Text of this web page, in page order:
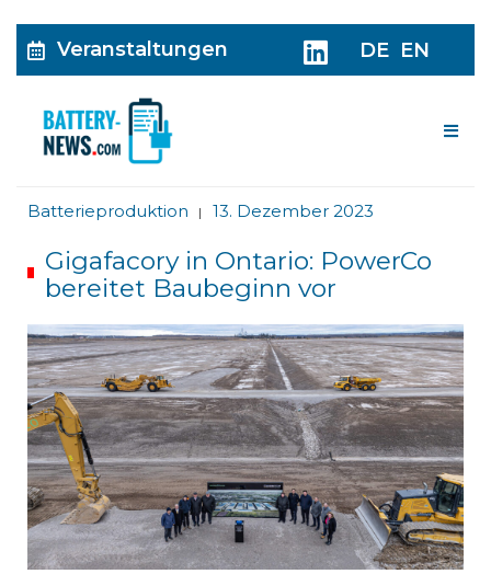
Veranstaltungen DE EN
Batterieproduktion | 13. Dezember 2023
Gigafacory in Ontario: PowerCo
bereitet Baubeginn vor